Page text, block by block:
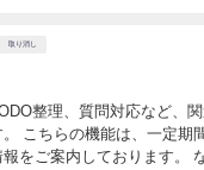
取り消し
整理、質問対応など、
こちらの機能は、一定期
をご案内しております。